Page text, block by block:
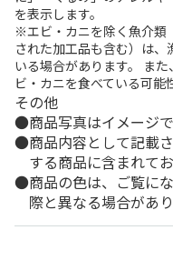
を表示します。
※エビ・カニを除く魚介類
された加工品も含む）は
いる場合があります。 ま
ビ・カニを食べている可能
その他
商品写真はイメージで
商品内容として記載
する商品に含まれて
商品の色は、ご覧に
際と異なる場合があり